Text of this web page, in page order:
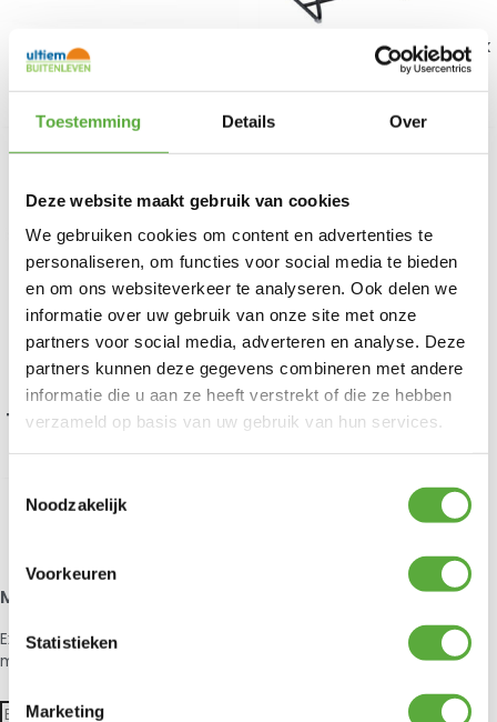
Toestemming Details Over
Deze website maakt gebruik van cookies
We gebruiken cookies om content en advertenties te
personaliseren, om functies voor social media te bieden
en om ons websiteverkeer te analyseren. Ook delen we
informatie over uw gebruik van onze site met onze
partners voor social media, adverteren en analyse. Deze
partners kunnen deze gegevens combineren met andere
informatie die u aan ze heeft verstrekt of die ze hebben
verzameld op basis van uw gebruik van hun services.
Noodzakelijk
Voorkeuren
Statistieken
Marketing
Beach7 Coppa lounge
tafel 110x60cm wit
€149,00
Todt Hill tuin loungebank
2-zits
€749,00€399,00
Todt Hill tuin lounge stoel
Je hebt nog geen product bekeken.
Meld je aan voor onze nieuwsbrief
Exclusieve aanbiedingen, nieuws en advies elke maand in jouw
mailbox.